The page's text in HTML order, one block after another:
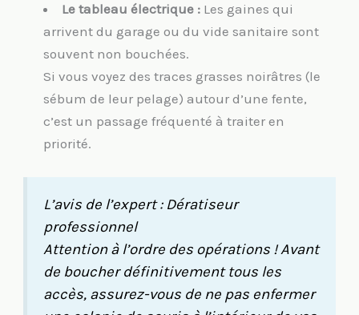
Le tableau électrique : Les gaines qui
arrivent du garage ou du vide sanitaire sont
souvent non bouchées.
Si vous voyez des traces grasses noirâtres (le
sébum de leur pelage) autour d’une fente,
c’est un passage fréquenté à traiter en
priorité.
L’avis de l’expert : Dératiseur
professionnel
Attention à l’ordre des opérations ! Avant
de boucher définitivement tous les
accès, assurez-vous de ne pas enfermer